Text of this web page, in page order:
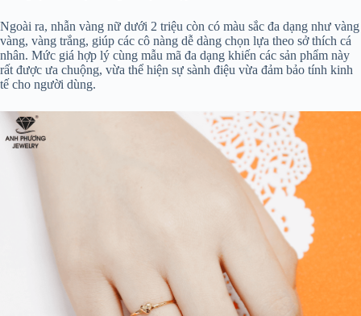
Ngoài ra, nhẫn vàng nữ dưới 2 triệu còn có màu sắc đa dạng như vàng
vàng, vàng trắng, giúp các cô nàng dễ dàng chọn lựa theo sở thích cá
nhân. Mức giá hợp lý cùng mẫu mã đa dạng khiến các sản phẩm này
rất được ưa chuộng, vừa thể hiện sự sành điệu vừa đảm bảo tính kinh
tế cho người dùng.